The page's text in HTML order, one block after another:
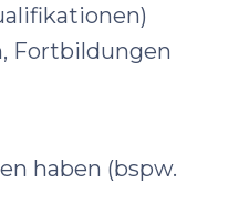
Fortbildungen
haben (bspw.